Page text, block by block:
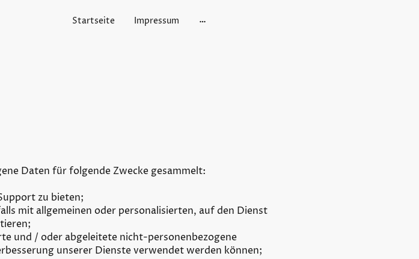
Startseite Impressum
Daten für folgende Zwecke gesammelt:
zu bieten;
mit allgemeinen oder personalisierten, auf den Dienst
und / oder abgeleitete nicht-personenbezogene
unserer Dienste verwendet werden können;